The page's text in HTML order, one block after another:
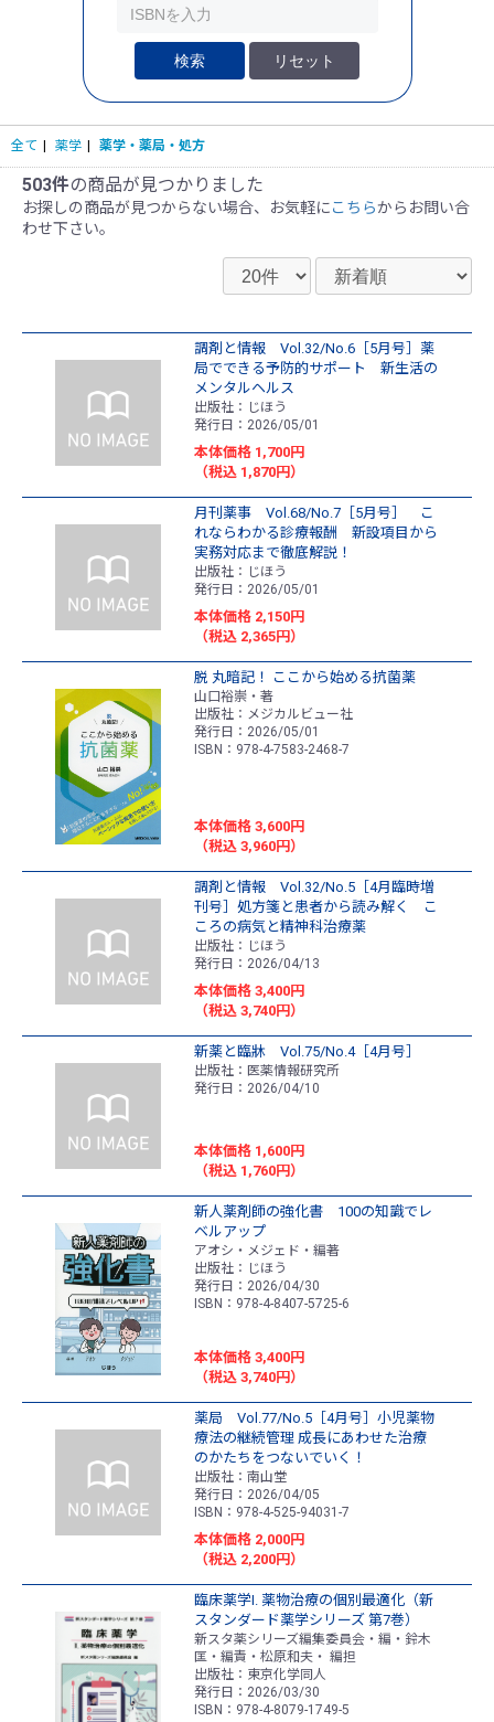
検索 リセット
全て 薬学 薬学・薬局・処方
503件の商品が見つかりました
お探しの商品が見つからない場合、お気軽にこちらからお問い合
わせ下さい。
調剤と情報 Vol.32/No.6［5月号］薬
局でできる予防的サポート 新生活の
メンタルヘルス
出版社：じほう
発行日：2026/05/01
本体価格 1,700円
（税込 1,870円）
月刊薬事 Vol.68/No.7［5月号］ こ
れならわかる診療報酬 新設項目から
実務対応まで徹底解説！
出版社：じほう
発行日：2026/05/01
本体価格 2,150円
（税込 2,365円）
脱 丸暗記！ ここから始める抗菌薬
山口裕崇・著
出版社：メジカルビュー社
発行日：2026/05/01
ISBN：978-4-7583-2468-7
本体価格 3,600円
（税込 3,960円）
調剤と情報 Vol.32/No.5［4月臨時増
刊号］処方箋と患者から読み解く こ
ころの病気と精神科治療薬
出版社：じほう
発行日：2026/04/13
本体価格 3,400円
（税込 3,740円）
新薬と臨牀 Vol.75/No.4［4月号］
出版社：医薬情報研究所
発行日：2026/04/10
本体価格 1,600円
（税込 1,760円）
新人薬剤師の強化書 100の知識でレ
ベルアップ
アオシ・メジェド・編著
出版社：じほう
発行日：2026/04/30
ISBN：978-4-8407-5725-6
本体価格 3,400円
（税込 3,740円）
薬局 Vol.77/No.5［4月号］小児薬物
療法の継続管理 成長にあわせた治療
のかたちをつないでいく！
出版社：南山堂
発行日：2026/04/05
ISBN：978-4-525-94031-7
本体価格 2,000円
（税込 2,200円）
臨床薬学Ⅰ. 薬物治療の個別最適化（新
スタンダード薬学シリーズ 第7巻）
新スタ薬シリーズ編集委員会・編・鈴木
匡・編責・松原和夫・ 編担
出版社：東京化学同人
発行日：2026/03/30
ISBN：978-4-8079-1749-5